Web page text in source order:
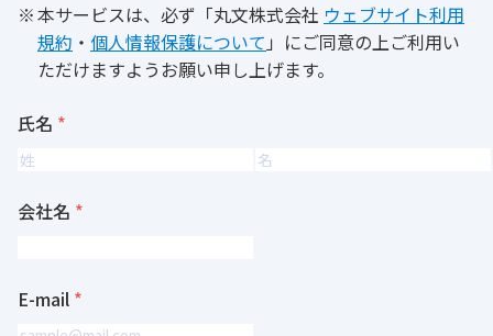
本サービスは、必ず「丸文株式会社 ウェブサイト利用
規約 ・ 個人情報保護について 」にご同意の上ご利用い
ただけますようお願い申し上げます。
氏名
会社名
E-mail